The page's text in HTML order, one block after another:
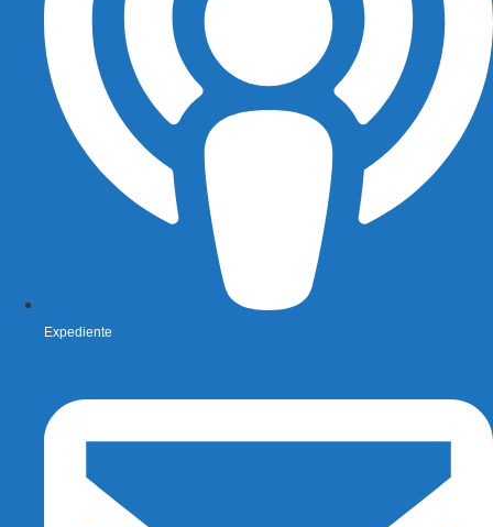
Expediente